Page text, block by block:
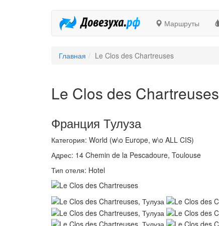
Маршруты
Главная Le Clos des Chartreuses
Le Clos des Chartreuses
Франция Тулуза
Категория: World (w\o Europe, w\o ALL CIS)
Адрес: 14 Chemin de la Pescadoure, Toulouse
Тип отеля: Hotel